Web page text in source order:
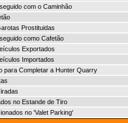
com o Caminhão
Prostituidas
como Cafetão
Exportados
Importados
para Completar a Hunter Quarry
no Estande de Tiro
no 'Valet Parking'